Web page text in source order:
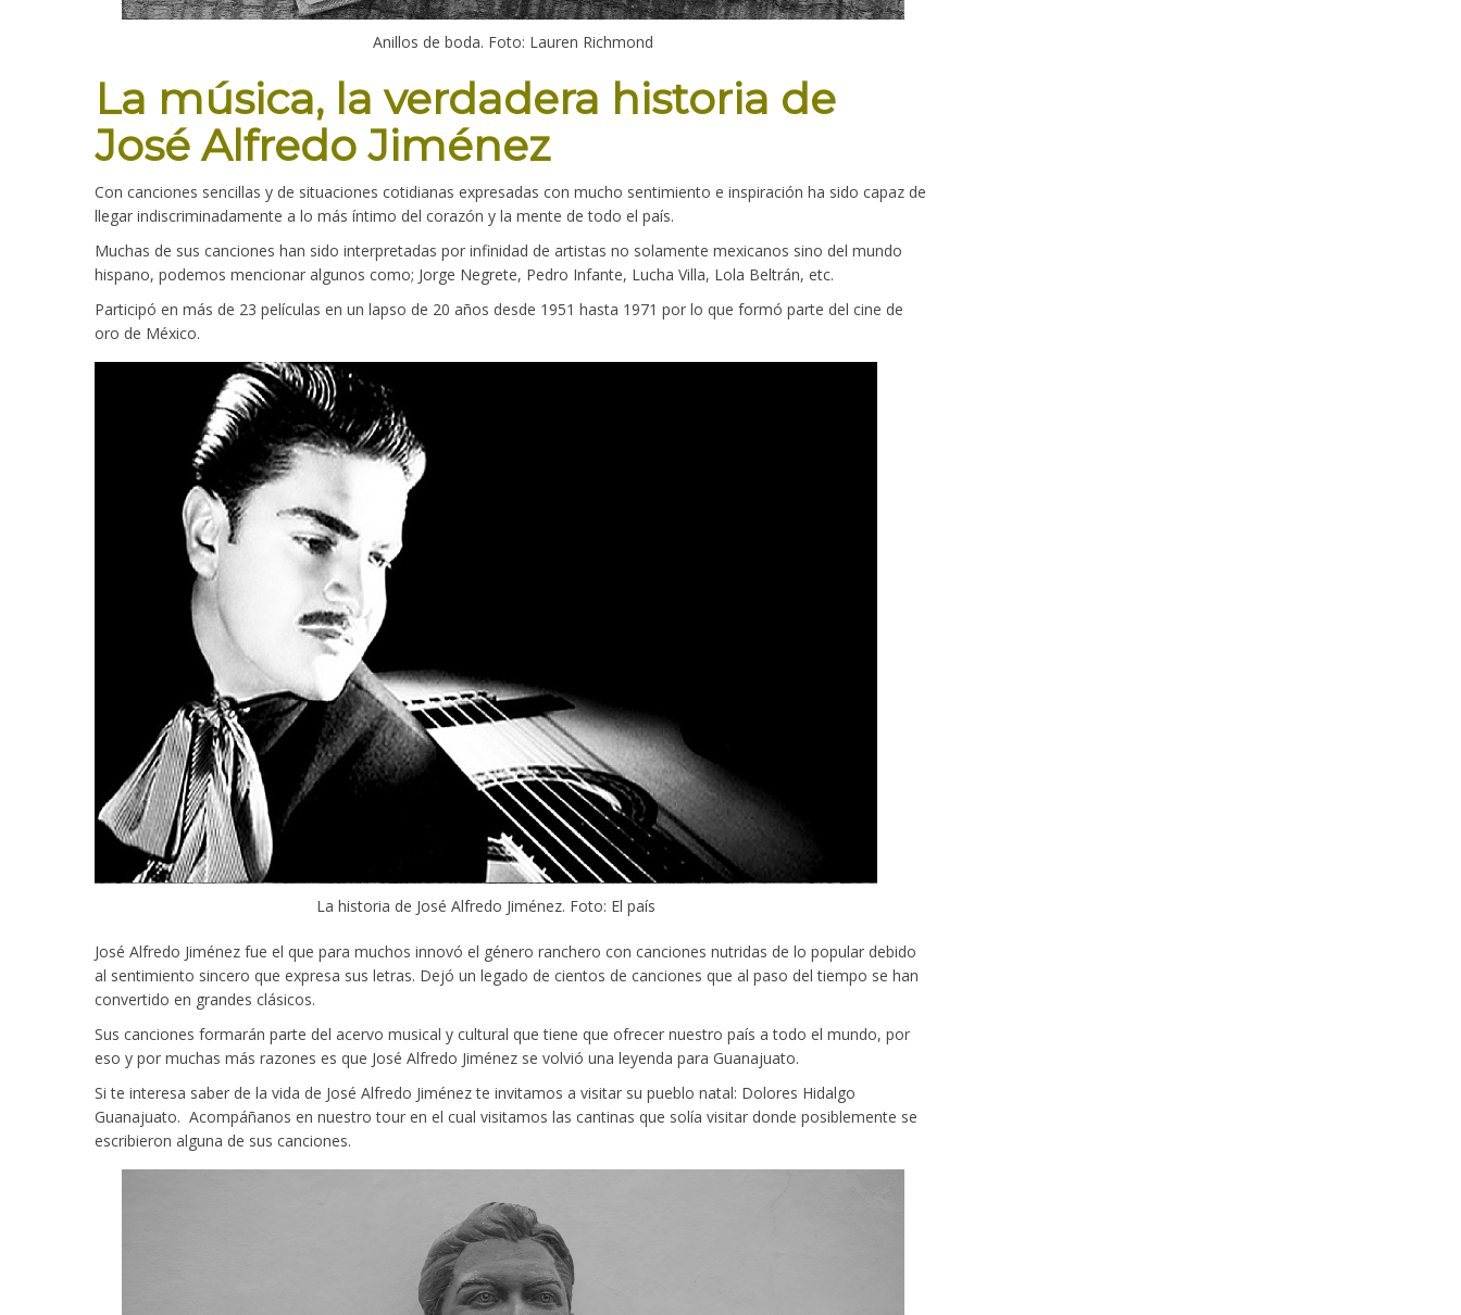
Anillos de boda. Foto: Lauren Richmond
La música, la verdadera historia de
José Alfredo Jiménez
Con canciones sencillas y de situaciones cotidianas expresadas con mucho sentimiento e inspiración ha sido capaz de
llegar indiscriminadamente a lo más íntimo del corazón y la mente de todo el país.
Muchas de sus canciones han sido interpretadas por infinidad de artistas no solamente mexicanos sino del mundo
hispano, podemos mencionar algunos como; Jorge Negrete, Pedro Infante, Lucha Villa, Lola Beltrán, etc.
Participó en más de 23 películas en un lapso de 20 años desde 1951 hasta 1971 por lo que formó parte del cine de
oro de México.
La historia de José Alfredo Jiménez. Foto: El país
José Alfredo Jiménez fue el que para muchos innovó el género ranchero con canciones nutridas de lo popular debido
al sentimiento sincero que expresa sus letras. Dejó un legado de cientos de canciones que al paso del tiempo se han
convertido en grandes clásicos.
Sus canciones formarán parte del acervo musical y cultural que tiene que ofrecer nuestro país a todo el mundo, por
eso y por muchas más razones es que José Alfredo Jiménez se volvió una leyenda para Guanajuato.
Si te interesa saber de la vida de José Alfredo Jiménez te invitamos a visitar su pueblo natal: Dolores Hidalgo
Guanajuato. Acompáñanos en nuestro tour en el cual visitamos las cantinas que solía visitar donde posiblemente se
escribieron alguna de sus canciones.